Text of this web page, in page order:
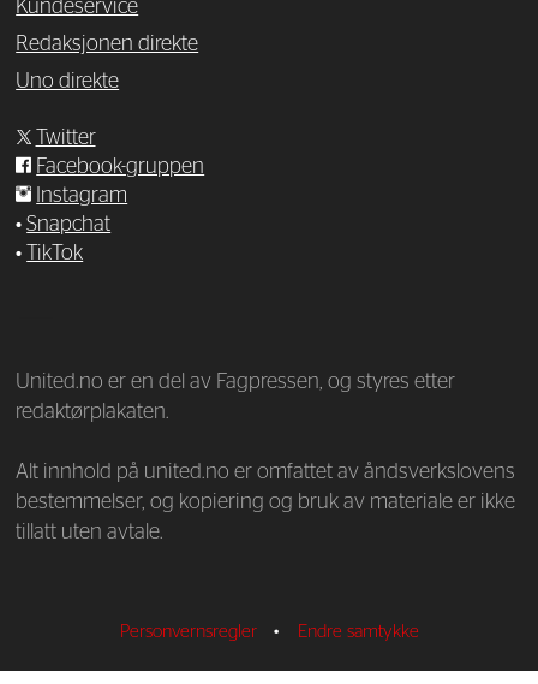
Kundeservice
Redaksjonen direkte
Uno direkte
Twitter
Facebook-gruppen
Instagram
•Snapchat
•
TikTok
United.no er en del av Fagpressen, og styres etter
redaktørplakaten.
Alt innhold på united.no er omfattet av åndsverkslovens
bestemmelser, og kopiering og bruk av materiale er ikke
tillatt uten avtale.
Personvernsregler • Endre samtykke